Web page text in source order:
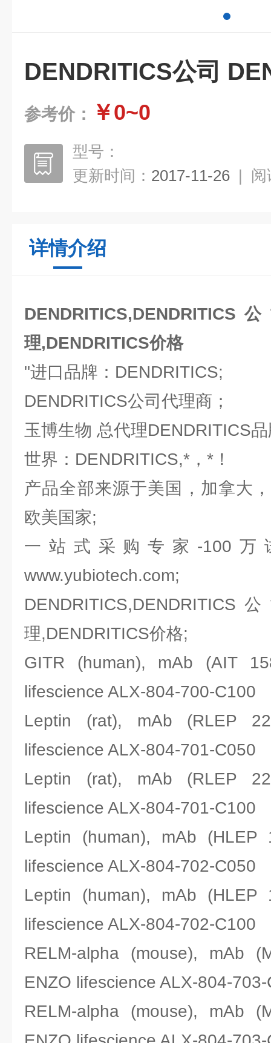
DENDRITICS公司
参考价： ￥0~0
型号：
更新时间： 2017-11-26 | 阅
详情介绍
DENDRITICS,DENDRITICS
理,DENDRITICS价格
"进口品牌：DENDRITICS;
DENDRITICS公司代理商；
玉博生物 总代理DENDRITICS
世界：DENDRITICS,*，*！
产品全部来源于美国，加拿大
欧美国家;
一站式采购专家-100万
www.yubiotech.com;
DENDRITICS,DENDRITICS
理,DENDRITICS价格;
GITR (human), mAb (AIT
lifescience ALX-804-700-C100
Leptin (rat), mAb (RLEP
lifescience ALX-804-701-C050
Leptin (rat), mAb (RLEP
lifescience ALX-804-701-C100
Leptin (human), mAb
lifescience ALX-804-702-C050
Leptin (human), mAb
lifescience ALX-804-702-C100
RELM-alpha (mouse), mAb
ENZO lifescience ALX-804-
RELM-alpha (mouse), mAb